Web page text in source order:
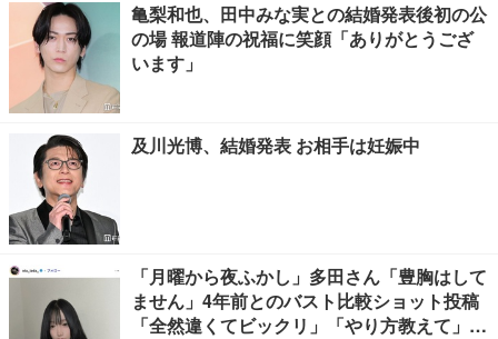
亀梨和也、田中みな実との結婚発表後初の公
の場 報道陣の祝福に笑顔「ありがとうござ
います」
及川光博、結婚発表 お相手は妊娠中
「月曜から夜ふかし」多田さん「豊胸はして
ません」4年前とのバスト比較ショット投稿
「全然違くてビックリ」「やり方教えて」の